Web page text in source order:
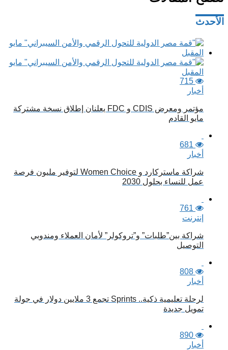
الأحدث
715
أخبار
مؤتمر ومعرض CDIS و FDC يعلنان إطلاق نسخة مشتركة
مايو القادم
681
أخبار
شراكة ماستركارد و Women Choice لتوفير مليون فرصة
عمل للنساء بحلول 2030
761
إنترنت
شراكة بين”طلبات” و”تروكولر” لأمان العملاء ومندوبي
التوصيل
808
أخبار
لرحلة تعليمية ذكية.. Sprints تجمع 3 ملايين دولار في جولة
تمويل جديدة
890
أخبار